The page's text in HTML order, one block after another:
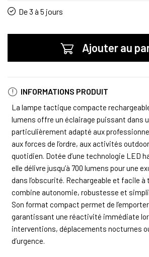
De 3 à 5 jours
Ajouter au
INFORMATIONS PRODUIT
La lampe tactique compacte
lumens offre un éclairage puissant dans
particulièrement adapté aux
aux forces de l’ordre, aux activités
quotidien. Dotée d’une technologie LED
elle délivre jusqu’à 700 lumens pour une
dans l’obscurité. Rechargeable et facile à
combine autonomie, robustesse et
Son format compact permet de
garantissant une réactivité immédiate
interventions, déplacements nocturnes
d’urgence.